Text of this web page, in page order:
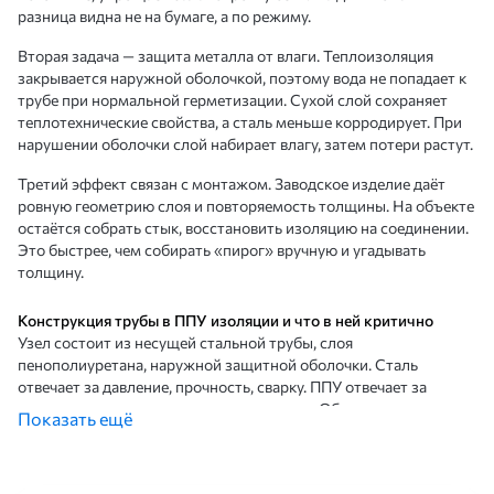
разница видна не на бумаге, а по режиму.
Вторая задача — защита металла от влаги. Теплоизоляция
закрывается наружной оболочкой, поэтому вода не попадает к
трубе при нормальной герметизации. Сухой слой сохраняет
теплотехнические свойства, а сталь меньше корродирует. При
нарушении оболочки слой набирает влагу, затем потери растут.
Третий эффект связан с монтажом. Заводское изделие даёт
ровную геометрию слоя и повторяемость толщины. На объекте
остаётся собрать стык, восстановить изоляцию на соединении.
Это быстрее, чем собирать «пирог» вручную и угадывать
толщину.
Конструкция трубы в ППУ изоляции и что в ней критично
Узел состоит из несущей стальной трубы, слоя
пенополиуретана, наружной защитной оболочки. Сталь
отвечает за давление, прочность, сварку. ППУ отвечает за
теплопотери и температуру поверхности. Оболочка отвечает за
влагозащиту и механическую стойкость.
Показать ещё